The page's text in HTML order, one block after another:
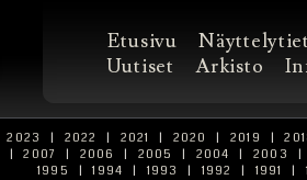
Etusivu
Uutiset
Arkisto
2023 | 2022 | 2021 | 2020 | 2019 |
| 2007 | 2006 | 2005 | 2004 | 2003 |
1995
| 1994 | 1993 | 1992 | 1991 |